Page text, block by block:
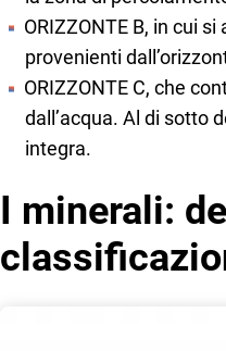
ORIZZONTE B, in cui
provenienti
ORIZZONTE C, che
dall’acqua. Al di sotto
integra.
I minerali: